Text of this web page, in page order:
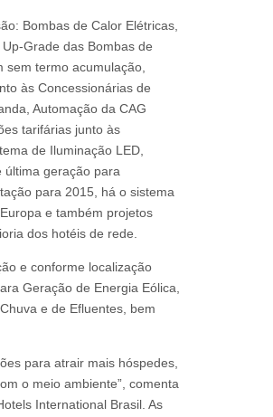
Bombas de Calor Elétricas,
Grade das Bombas de
sem termo acumulação,
às Concessionárias de
Automação da CAG
tarifárias junto às
de Iluminação LED,
última geração para
para 2015, há o sistema
e também projetos
dos hotéis de rede.
e conforme localização
Geração de Energia Eólica,
e de Efluentes, bem
para atrair mais hóspedes,
o meio ambiente”, comenta
International Brasil. As